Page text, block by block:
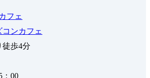
フェ
コンカフェ
徒歩4分
：00